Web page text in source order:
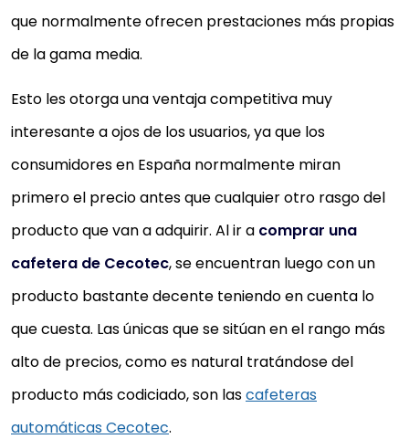
que normalmente ofrecen prestaciones más propias
de la gama media.
Esto les otorga una ventaja competitiva muy
interesante a ojos de los usuarios, ya que los
consumidores en España normalmente miran
primero el precio antes que cualquier otro rasgo del
producto que van a adquirir. Al ir a comprar una
cafetera de Cecotec, se encuentran luego con un
producto bastante decente teniendo en cuenta lo
que cuesta. Las únicas que se sitúan en el rango más
alto de precios, como es natural tratándose del
producto más codiciado, son lascafeteras
automáticas Cecotec.